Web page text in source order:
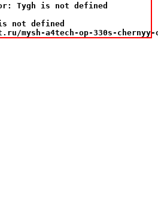
Tygh is not defined
not defined
mysh-a4tech-op-330s-